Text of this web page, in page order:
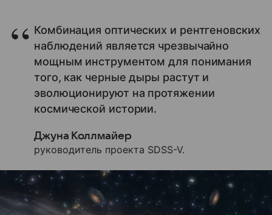
Комбинация оптических и рентгеновских
наблюдений является чрезвычайно
мощным инструментом для понимания
того, как черные дыры растут и
эволюционируют на протяжении
космической истории.
Джуна Коллмайер
руководитель проекта SDSS-V.